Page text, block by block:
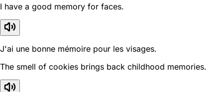
I have a good memory for faces.
J'ai une bonne mémoire pour les visages.
The smell of cookies brings back childhood memories.